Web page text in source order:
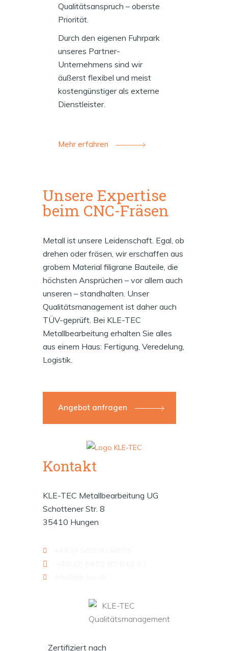
Qualitätsanspruch – oberste
Priorität.
Durch den eigenen Fuhrpark
unseres Partner-
Unternehmens sind wir
äußerst flexibel und meist
kostengünstiger als externe
Dienstleister.
Mehr erfahren
Unsere Expertise
beim CNC-Fräsen
Metall ist unsere Leidenschaft. Egal, ob
drehen oder fräsen, wir erschaffen aus
grobem Material filigrane Bauteile, die
höchsten Ansprüchen – vor allem auch
unseren – standhalten. Unser
Qualitätsmanagement ist daher auch
TÜV-geprüft. Bei KLE-TEC
Metallbearbeitung erhalten Sie alles
aus einem Haus: Fertigung, Veredelung,
Logistik.
Angebot anfragen
Kontakt
KLE-TEC Metallbearbeitung UG
Schottener Str. 8
35410 Hungen
Zertifiziert nach